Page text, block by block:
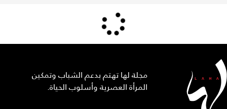
مجلة لها تهتم بدعم الشباب وتمكين
المرأة العصرية وأسلوب الحياة.